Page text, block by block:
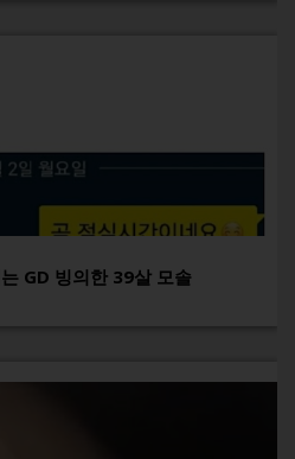
GD 빙의한 39살 모솔